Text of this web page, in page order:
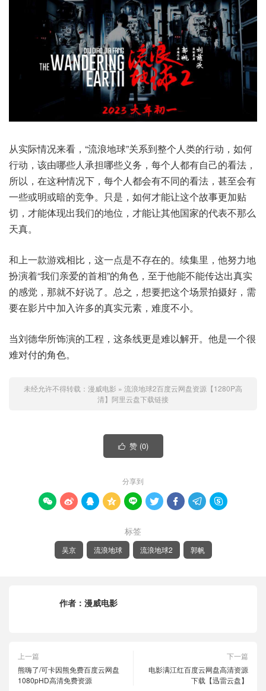
从实际情况来看，“流浪地球”关系到整个人类的行动，如何
行动，该由哪些人承担哪些义务，每个人都有自己的看法，
所以，在这种情况下，每个人都会有不同的看法，甚至会有
一些或明或暗的竞争。只是，如何才能让这个故事更加贴
切，才能体现出我们的地位，才能让其他国家的代表不那么
天真。
和上一款游戏相比，这一点是不存在的。续集里，他努力地
扮演着“我们亲爱的首相”的角色，至于他能不能传达出真实
的感觉，那就不好说了。总之，想要把这个场景拍摄好，需
要在影片中加入许多的真实元素，难度不小。
当刘德华所饰演的工程，这条线更是难以解开。他是一个很
难对付的角色。
未经允许不得转载： 漫威电影 » 流浪地球2百度云网盘资源【1280P高
清】阿里云盘下载链接
 赞 (0)
分享到
        
标签
吴京 流浪地球 流浪地球2 郭帆
作者： 漫威电影
上一篇
熊嗨了/可卡因熊免费百度云网盘
1080pHD高清免费资源
下一篇
电影满江红百度云网盘高清资源
下载【迅雷云盘】